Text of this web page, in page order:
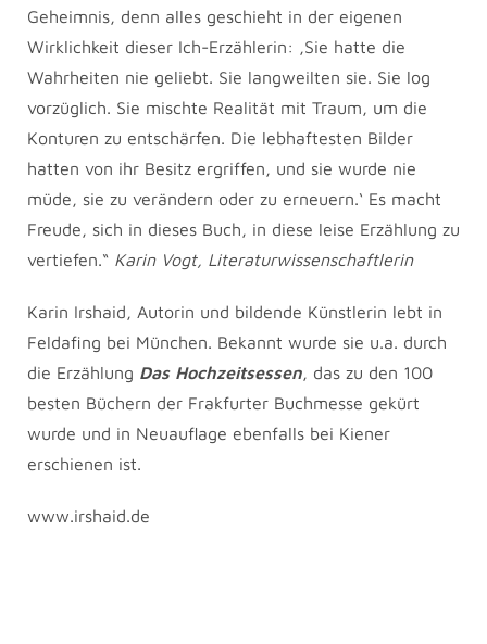
Geheimnis, denn alles geschieht in der eigenen
Wirklichkeit dieser Ich-Erzählerin: ,Sie hatte die
Wahrheiten nie geliebt. Sie langweilten sie. Sie log
vorzüglich. Sie mischte Realität mit Traum, um die
Konturen zu entschärfen. Die lebhaftesten Bilder
hatten von ihr Besitz ergriffen, und sie wurde nie
müde, sie zu verändern oder zu erneuern.‘ Es macht
Freude, sich in dieses Buch, in diese leise Erzählung zu
vertiefen.“ Karin Vogt, Literaturwissenschaftlerin
Karin Irshaid, Autorin und bildende Künstlerin lebt in
Feldafing bei München. Bekannt wurde sie u.a. durch
die Erzählung Das Hochzeitsessen, das zu den 100
besten Büchern der Frakfurter Buchmesse gekürt
wurde und in Neuauflage ebenfalls bei Kiener
erschienen ist.
www.irshaid.de